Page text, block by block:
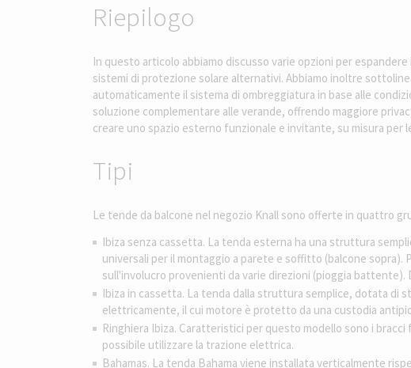
Riepilogo
In questo articolo abbiamo discusso varie opzioni per
sistemi di protezione solare alternativi. Abbiamo inoltre
automaticamente il sistema di ombreggiatura in base alle
soluzione complementare alle verande, offrendo maggiore
creare uno spazio esterno funzionale e invitante, su misura
Tipi
Le tende da balcone nel negozio Knall sono offerte in quattro
Ibiza senza cassetta. La tenda esterna ha una struttura
universali per il montaggio a parete e soffitto (balcone
sull'involucro provenienti da varie direzioni (pioggia
Ibiza in cassetta. La tenda dalla struttura semplice, dotata di
elettricamente, il cui motore è protetto da una custodia
Ringhiera Ibiza. Caratteristici per questo modello sono i
possibile utilizzare la trazione elettrica.
Bahamas. La tenda Bahama viene installata verticalmente